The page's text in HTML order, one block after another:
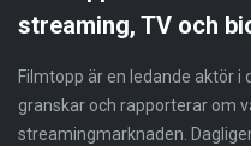
streaming, TV och
Filmtopp är en ledande aktör
granskar och rapporterar om
streamingmarknaden.